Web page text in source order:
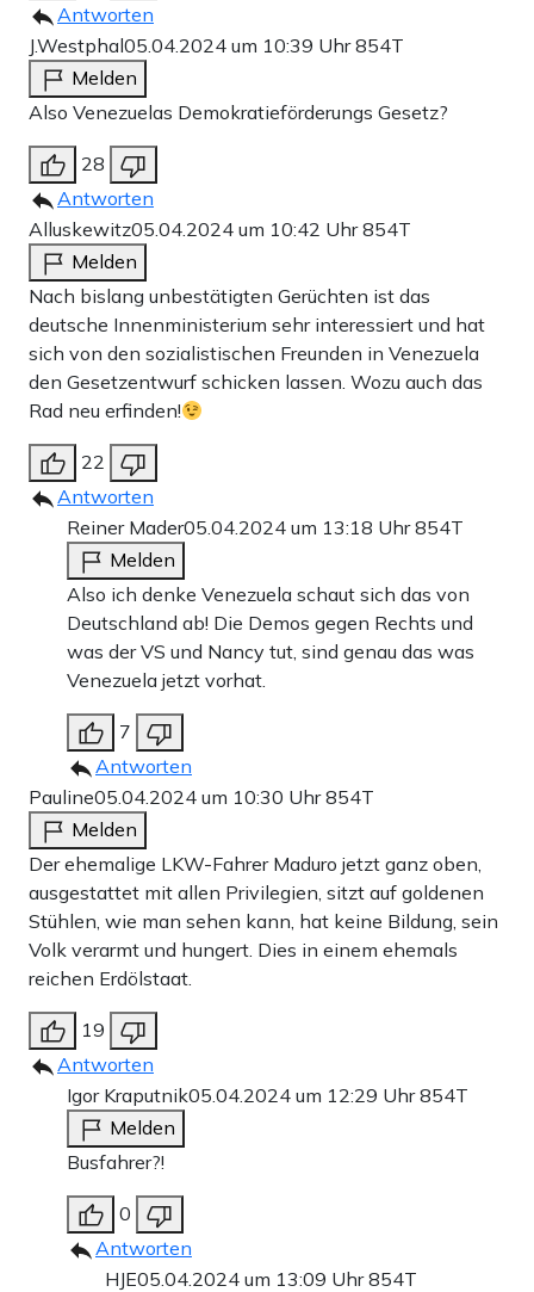
Antworten
J.Westphal05.04.2024 um 10:39 Uhr854T
Melden
Also Venezuelas Demokratieförderungs Gesetz?
28
Antworten
Alluskewitz05.04.2024 um 10:42 Uhr854T
Melden
Nach bislang unbestätigten Gerüchten ist das
deutsche Innenministerium sehr interessiert und hat
sich von den sozialistischen Freunden in Venezuela
den Gesetzentwurf schicken lassen. Wozu auch das
Rad neu erfinden!
22
Antworten
Reiner Mader05.04.2024 um 13:18 Uhr854T
Melden
Also ich denke Venezuela schaut sich das von
Deutschland ab! Die Demos gegen Rechts und
was der VS und Nancy tut, sind genau das was
Venezuela jetzt vorhat.
7
Antworten
Pauline05.04.2024 um 10:30 Uhr854T
Melden
Der ehemalige LKW-Fahrer Maduro jetzt ganz oben,
ausgestattet mit allen Privilegien, sitzt auf goldenen
Stühlen, wie man sehen kann, hat keine Bildung, sein
Volk verarmt und hungert. Dies in einem ehemals
reichen Erdölstaat.
19
Antworten
Igor Kraputnik05.04.2024 um 12:29 Uhr854T
Melden
Busfahrer?!
0
Antworten
HJE05.04.2024 um 13:09 Uhr854T